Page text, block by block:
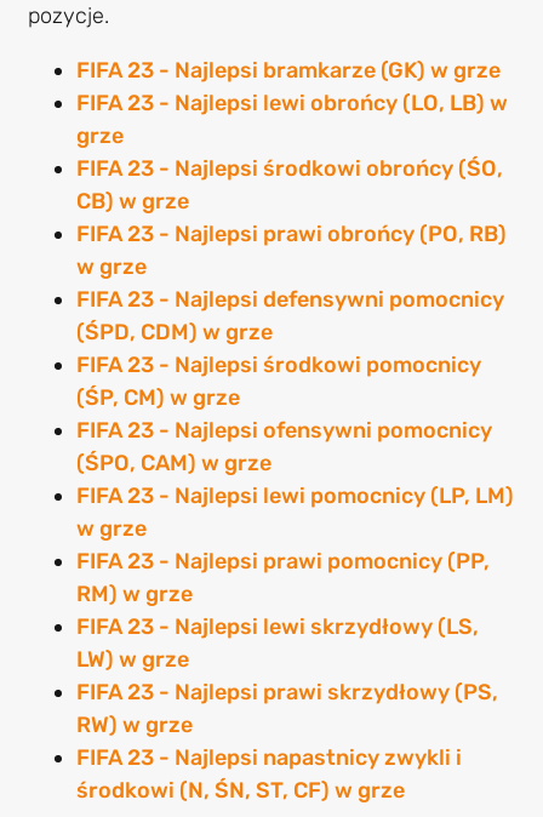
pozycje.
FIFA 23 - Najlepsi bramkarze (GK) w grze
FIFA 23 - Najlepsi lewi obrońcy (LO, LB) w
grze
FIFA 23 - Najlepsi środkowi obrońcy (ŚO,
CB) w grze
FIFA 23 - Najlepsi prawi obrońcy (PO, RB)
w grze
FIFA 23 - Najlepsi defensywni pomocnicy
(ŚPD, CDM) w grze
FIFA 23 - Najlepsi środkowi pomocnicy
(ŚP, CM) w grze
FIFA 23 - Najlepsi ofensywni pomocnicy
(ŚPO, CAM) w grze
FIFA 23 - Najlepsi lewi pomocnicy (LP, LM)
w grze
FIFA 23 - Najlepsi prawi pomocnicy (PP,
RM) w grze
FIFA 23 - Najlepsi lewi skrzydłowy (LS,
LW) w grze
FIFA 23 - Najlepsi prawi skrzydłowy (PS,
RW) w grze
FIFA 23 - Najlepsi napastnicy zwykli i
środkowi (N, ŚN, ST, CF) w grze